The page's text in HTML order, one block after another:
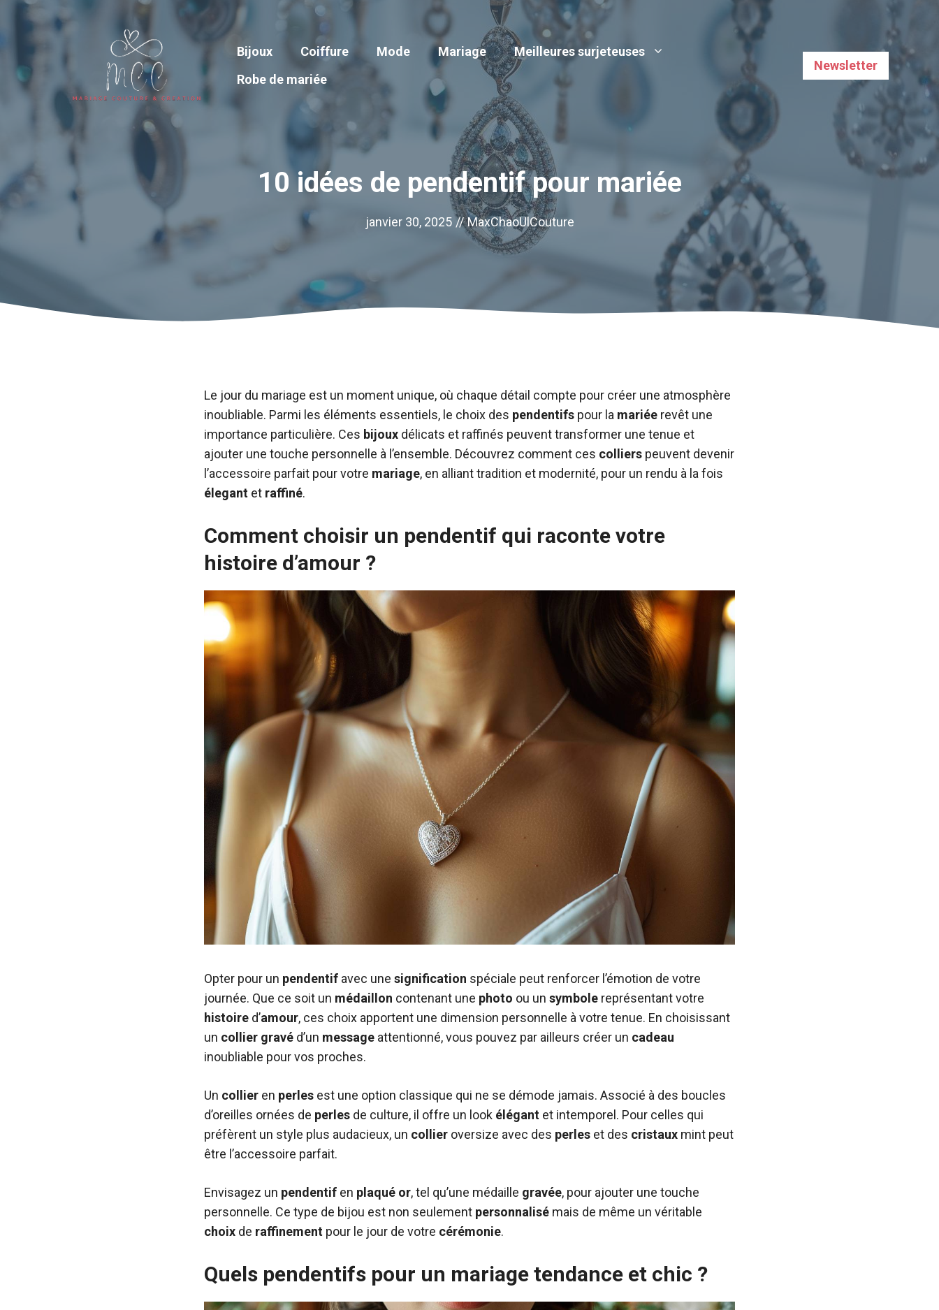
contenu
Bijoux Coiffure Mode Mariage
Meilleures surjeteuses
Robe de mariée
Newsletter
10 idées de pendentif pour mariée
janvier 30, 2025 // MaxChaoUlCouture
Le jour du mariage est un moment unique, où chaque détail compte pour créer une atmosphère
inoubliable. Parmi les éléments essentiels, le choix des pendentifs pour la mariée revêt une
importance particulière. Ces bijoux délicats et raffinés peuvent transformer une tenue et
ajouter une touche personnelle à l’ensemble. Découvrez comment ces colliers peuvent devenir
l’accessoire parfait pour votre mariage, en alliant tradition et modernité, pour un rendu à la fois
élegant et raffiné.
Comment choisir un pendentif qui raconte votre
histoire d’amour ?
Opter pour un pendentif avec une signification spéciale peut renforcer l’émotion de votre
journée. Que ce soit un médaillon contenant une photo ou un symbole représentant votre
histoire d’amour, ces choix apportent une dimension personnelle à votre tenue. En choisissant
un collier gravé d’un message attentionné, vous pouvez par ailleurs créer un cadeau
inoubliable pour vos proches.
Un collier en perles est une option classique qui ne se démode jamais. Associé à des boucles
d’oreilles ornées de perles de culture, il offre un look élégant et intemporel. Pour celles qui
préfèrent un style plus audacieux, un collier oversize avec des perles et des cristaux mint peut
être l’accessoire parfait.
Envisagez un pendentif en plaqué or, tel qu’une médaille gravée, pour ajouter une touche
personnelle. Ce type de bijou est non seulement personnalisé mais de même un véritable
choix de raffinement pour le jour de votre cérémonie.
Quels pendentifs pour un mariage tendance et chic ?